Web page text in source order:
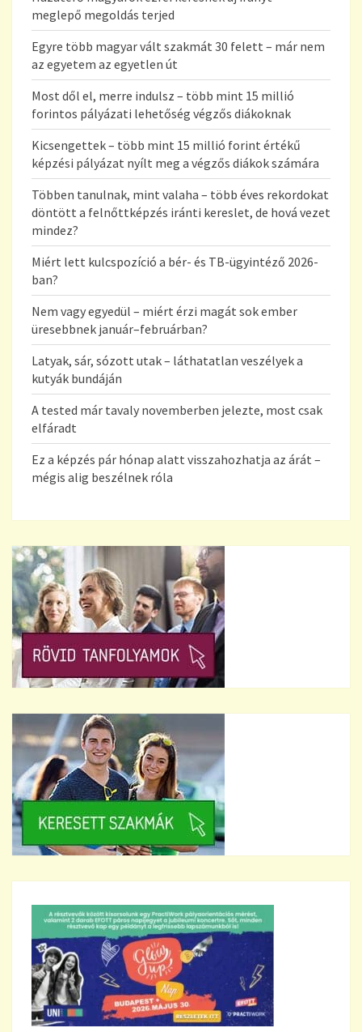
meglepő megoldás terjed
Egyre több magyar vált szakmát 30 felett – már nem
az egyetem az egyetlen út
Most dől el, merre indulsz – több mint 15 millió
forintos pályázati lehetőség végzős diákoknak
Kicsengettek – több mint 15 millió forint értékű
képzési pályázat nyílt meg a végzős diákok számára
Többen tanulnak, mint valaha – több éves rekordokat
döntött a felnőttképzés iránti kereslet, de hová vezet
mindez?
Miért lett kulcspozíció a bér- és TB-ügyintéző 2026-
ban?
Nem vagy egyedül – miért érzi magát sok ember
üresebbnek január–februárban?
Latyak, sár, sózott utak – láthatatlan veszélyek a
kutyák bundáján
A tested már tavaly novemberben jelezte, most csak
elfáradt
Ez a képzés pár hónap alatt visszahozhatja az árát –
mégis alig beszélnek róla